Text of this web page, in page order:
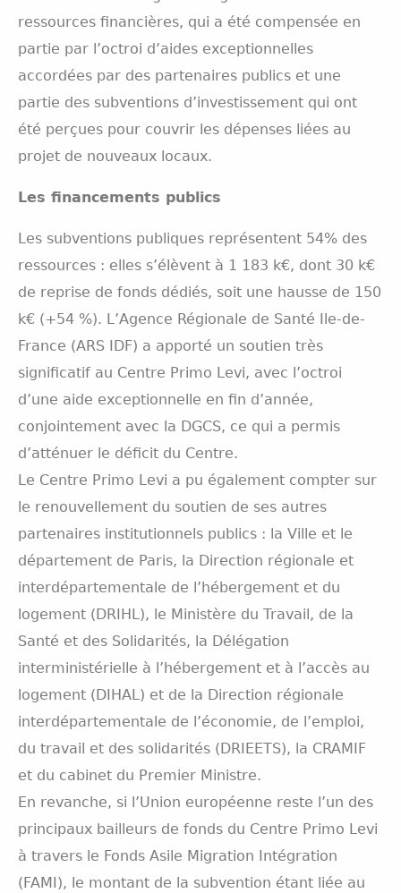
ressources financières, qui a été compensée en
partie par l’octroi d’aides exceptionnelles
accordées par des partenaires publics et une
partie des subventions d’investissement qui ont
été perçues pour couvrir les dépenses liées au
projet de nouveaux locaux.
Les financements publics
Les subventions publiques représentent 54% des
ressources : elles s’élèvent à 1 183 k€, dont 30 k€
de reprise de fonds dédiés, soit une hausse de 150
k€ (+54 %). L’Agence Régionale de Santé Ile-de-
France (ARS IDF) a apporté un soutien très
significatif au Centre Primo Levi, avec l’octroi
d’une aide exceptionnelle en fin d’année,
conjointement avec la DGCS, ce qui a permis
d’atténuer le déficit du Centre.
Le Centre Primo Levi a pu également compter sur
le renouvellement du soutien de ses autres
partenaires institutionnels publics : la Ville et le
département de Paris, la Direction régionale et
interdépartementale de l’hébergement et du
logement (DRIHL), le Ministère du Travail, de la
Santé et des Solidarités, la Délégation
interministérielle à l’hébergement et à l’accès au
logement (DIHAL) et de la Direction régionale
interdépartementale de l’économie, de l’emploi,
du travail et des solidarités (DRIEETS), la CRAMIF
et du cabinet du Premier Ministre.
En revanche, si l’Union européenne reste l’un des
principaux bailleurs de fonds du Centre Primo Levi
à travers le Fonds Asile Migration Intégration
(FAMI), le montant de la subvention étant liée au